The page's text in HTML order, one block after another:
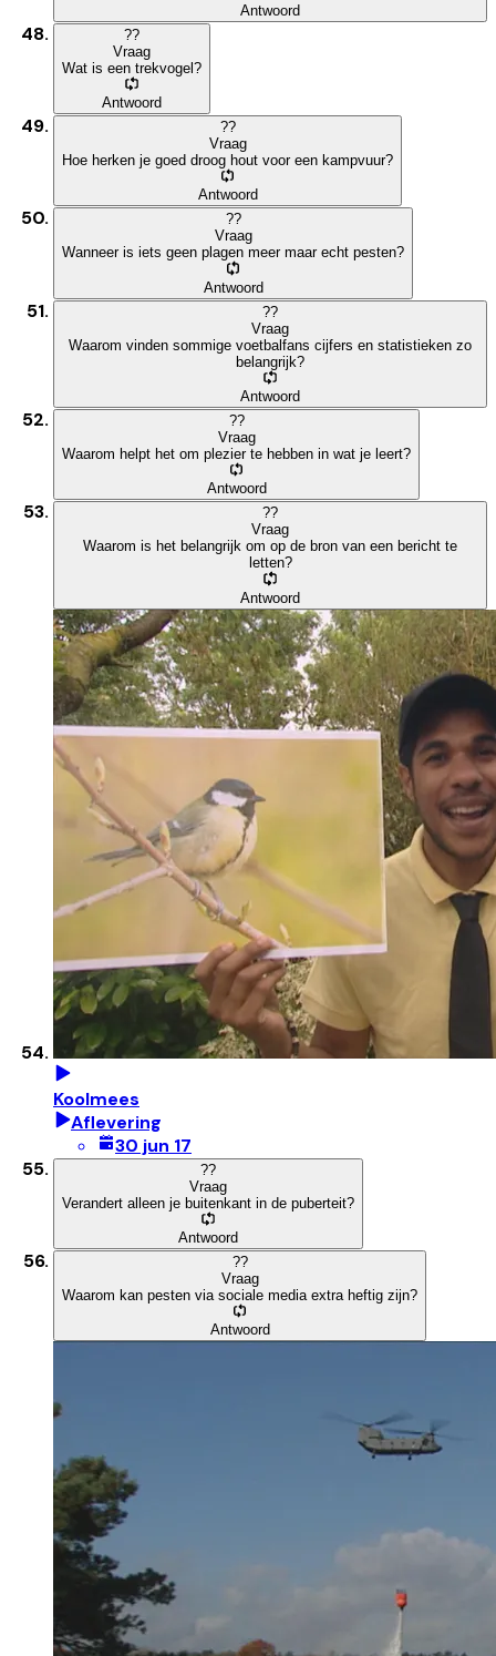
Antwoord
??
Vraag
Wat is een trekvogel?
Antwoord
??
Vraag
Hoe herken je goed droog hout voor een kampvuur?
Antwoord
??
Vraag
Wanneer is iets geen plagen meer maar echt pesten?
Antwoord
??
Vraag
Waarom vinden sommige voetbalfans cijfers en statistieken zo
belangrijk?
Antwoord
??
Vraag
Waarom helpt het om plezier te hebben in wat je leert?
Antwoord
??
Vraag
Waarom is het belangrijk om op de bron van een bericht te
letten?
Antwoord
Koolmees
Aflevering
30 jun 17
??
Vraag
Verandert alleen je buitenkant in de puberteit?
Antwoord
??
Vraag
Waarom kan pesten via sociale media extra heftig zijn?
Antwoord